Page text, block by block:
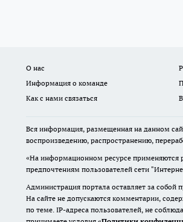
О нас
Информация о команде
Как с нами связаться
Вся информация, размещенная на данном
воспроизведению, распространению,
«На информационном ресурсе применяются
предпочтениям пользователей сети
Администрация портала оставляет за собой
На сайте не допускаются комментарии,
по теме. IP-адреса пользователей, не